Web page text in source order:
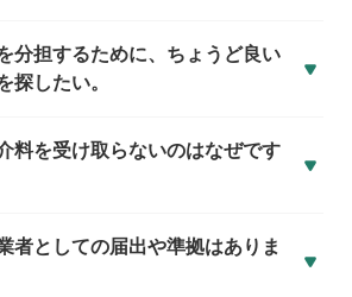
分担するために、ちょうど良い
探したい。
料を受け取らないのはなぜです
者としての届出や準拠はありま